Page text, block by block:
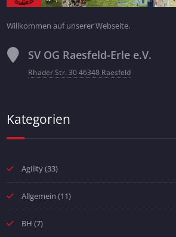
Willkommen auf unserer Webseite.
SV OG Raesfeld-Erle e.V.
Rhader Str. 30 46348 Raesfeld
Kategorien
Agility(33)
Allgemein (11)
BH (7)